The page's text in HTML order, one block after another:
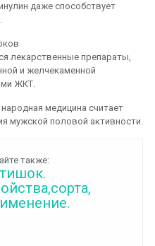
даже способствует
лекарственные препараты,
и желчекаменной
ЖКТ.
медицина считает
мужской половой активности.
также: